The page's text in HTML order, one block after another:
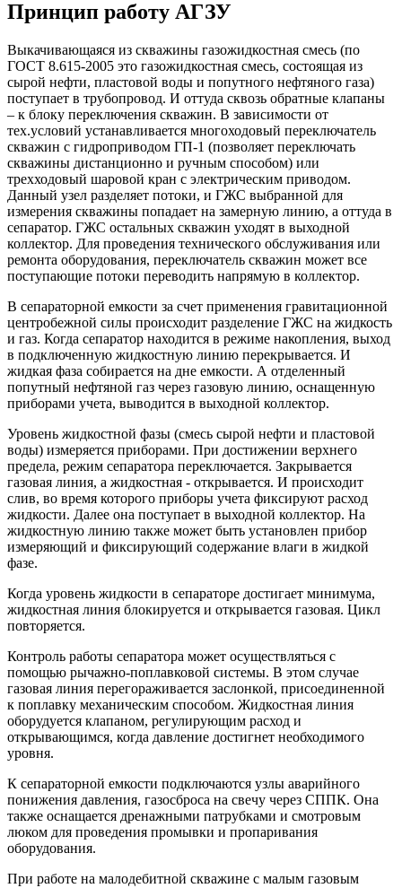
Принцип работу АГЗУ
Выкачивающаяся из скважины газожидкостная смесь (по
ГОСТ 8.615-2005 это газожидкостная смесь, состоящая из
сырой нефти, пластовой воды и попутного нефтяного газа)
поступает в трубопровод. И оттуда сквозь обратные клапаны
– к блоку переключения скважин. В зависимости от
тех.условий устанавливается многоходовый переключатель
скважин с гидроприводом ГП-1 (позволяет переключать
скважины дистанционно и ручным способом) или
трехходовый шаровой кран с электрическим приводом.
Данный узел разделяет потоки, и ГЖС выбранной для
измерения скважины попадает на замерную линию, а оттуда в
сепаратор. ГЖС остальных скважин уходят в выходной
коллектор. Для проведения технического обслуживания или
ремонта оборудования, переключатель скважин может все
поступающие потоки переводить напрямую в коллектор.
В сепараторной емкости за счет применения гравитационной
центробежной силы происходит разделение ГЖС на жидкость
и газ. Когда сепаратор находится в режиме накопления, выход
в подключенную жидкостную линию перекрывается. И
жидкая фаза собирается на дне емкости. А отделенный
попутный нефтяной газ через газовую линию, оснащенную
приборами учета, выводится в выходной коллектор.
Уровень жидкостной фазы (смесь сырой нефти и пластовой
воды) измеряется приборами. При достижении верхнего
предела, режим сепаратора переключается. Закрывается
газовая линия, а жидкостная - открывается. И происходит
слив, во время которого приборы учета фиксируют расход
жидкости. Далее она поступает в выходной коллектор. На
жидкостную линию также может быть установлен прибор
измеряющий и фиксирующий содержание влаги в жидкой
фазе.
Когда уровень жидкости в сепараторе достигает минимума,
жидкостная линия блокируется и открывается газовая. Цикл
повторяется.
Контроль работы сепаратора может осуществляться с
помощью рычажно-поплавковой системы. В этом случае
газовая линия перегораживается заслонкой, присоединенной
к поплавку механическим способом. Жидкостная линия
оборудуется клапаном, регулирующим расход и
открывающимся, когда давление достигнет необходимого
уровня.
К сепараторной емкости подключаются узлы аварийного
понижения давления, газосброса на свечу через СППК. Она
также оснащается дренажными патрубками и смотровым
люком для проведения промывки и пропаривания
оборудования.
При работе на малодебитной скважине с малым газовым